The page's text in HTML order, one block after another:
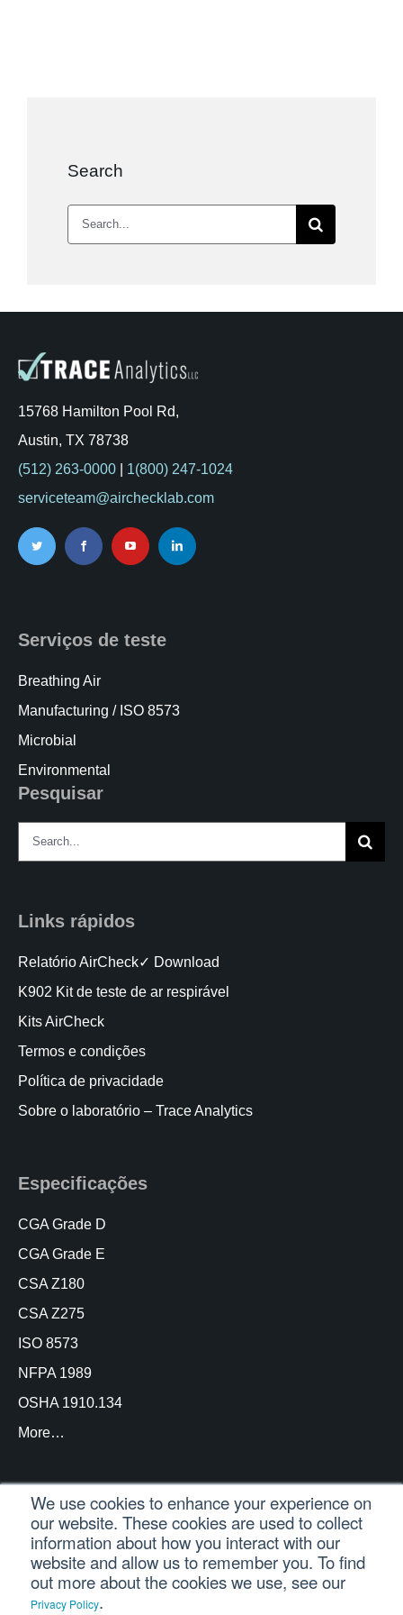
We use cookies to enhance your experience on
our website. These cookies are used to collect
information about how you interact with our
website and allow us to remember you. To find
out more about the cookies we use, see our
Privacy Policy.
Search
Search
for:
15768 Hamilton Pool Rd,
Austin, TX 78738
(512) 263-0000| 1(800) 247-1024
serviceteam@airchecklab.com
Serviços de teste
Breathing Air
Manufacturing / ISO 8573
Microbial
Environmental
Pesquisar
Search
for:
Links rápidos
Relatório AirCheck✓ Download
K902 Kit de teste de ar respirável
Kits AirCheck
Termos e condições
Política de privacidade
Sobre o laboratório – Trace Analytics
Especificações
CGA Grade D
CGA Grade E
CSA Z180
CSA Z275
ISO 8573
NFPA 1989
OSHA 1910.134
More…
© Copyright Trace Analytics, LLC 2021 |Login do
cliente| Todos os direitos reservados